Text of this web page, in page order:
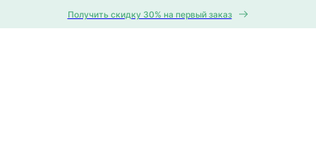
Получить скидку 30% на первый заказ